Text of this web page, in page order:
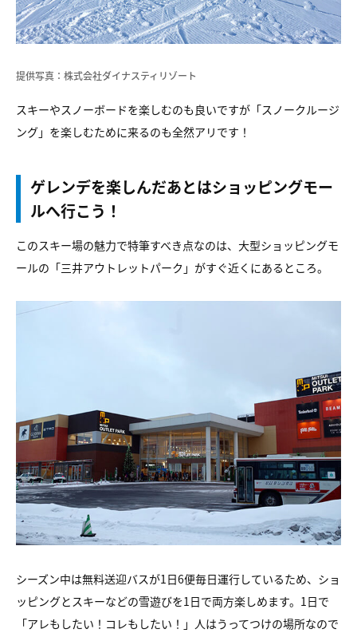
提供写真：株式会社ダイナスティリゾート
スキーやスノーボードを楽しむのも良いですが「スノークルージ
ング」を楽しむために来るのも全然アリです！
ゲレンデを楽しんだあとはショッピングモー
ルへ行こう！
このスキー場の魅力で特筆すべき点なのは、大型ショッピングモ
ールの「三井アウトレットパーク」がすぐ近くにあるところ。
シーズン中は無料送迎バスが1日6便毎日運行しているため、ショ
ッピングとスキーなどの雪遊びを1日で両方楽しめます。1日で
「アレもしたい！コレもしたい！」人はうってつけの場所なので